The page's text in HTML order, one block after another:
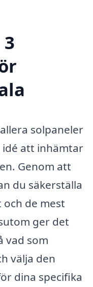
solpaneler
idé att inhämtar
Genom att
du säkerställa
de mest
ger det
vad som
välja den
dina specifika